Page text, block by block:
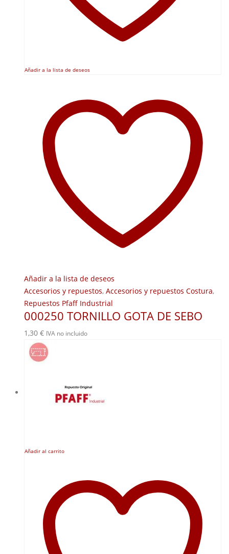
Añadir a la lista de deseos
Añadir a la lista de deseos
Accesorios y repuestos, Accesorios y repuestos Costura,
Repuestos Pfaff Industrial
000250 TORNILLO GOTA DE SEBO
1,30 € IVA no incluido
Añadir al carrito